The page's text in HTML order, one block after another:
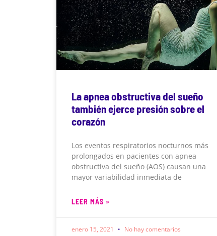
La apnea obstructiva del sueño
también ejerce presión sobre el
corazón
Los eventos respiratorios nocturnos más
prolongados en pacientes con apnea
obstructiva del sueño (AOS) causan una
mayor variabilidad inmediata de
LEER MÁS »
enero 15, 2021 No hay comentarios